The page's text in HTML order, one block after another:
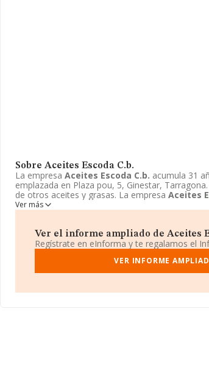
Sobre Aceites Escoda C.b.
La empresa Aceites Escoda C.b. acumula 31
emplazada en Plaza pou, 5, Ginestar,
de otros aceites y grasas. La empresa Aceites
Ver más
Ver el informe ampliado de Aceites
Regístrate en eInforma y te regalamos el
VER INFORME